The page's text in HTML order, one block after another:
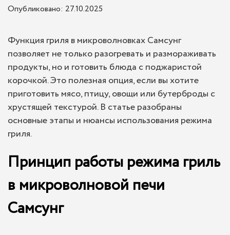
Опубликовано: 27.10.2025
Функция гриля в микроволновках Самсунг
позволяет не только разогревать и размораживать
продукты, но и готовить блюда с поджаристой
корочкой. Это полезная опция, если вы хотите
приготовить мясо, птицу, овощи или бутерброды с
хрустящей текстурой. В статье разобраны
основные этапы и нюансы использования режима
гриля.
Принцип работы режима гриль
в микроволновой печи
Самсунг